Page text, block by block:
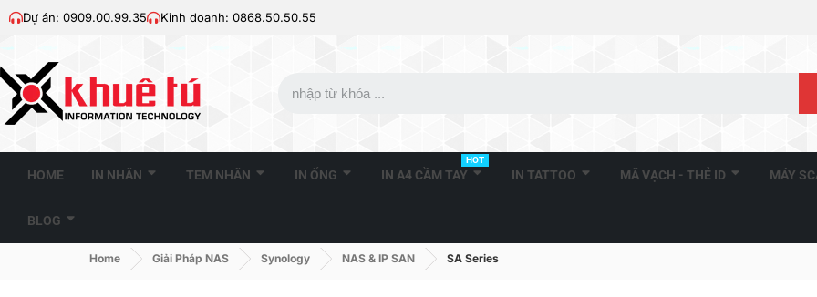
Dự án: 0909.00.99.35 Kinh doanh: 0868.50.50.55
HOME IN NHÃN TEM NHÃN IN ỐNG IN A4 CẦM TAY
HOT
IN TATTOO MÃ VẠCH - THẺ ID MÁY
BLOG
Home Giải Pháp NAS Synology NAS & IP SAN SA Series